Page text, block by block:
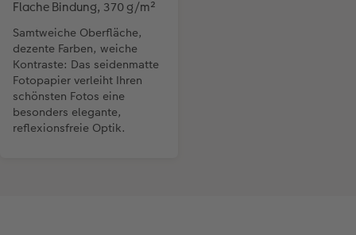
Flache Bindung, 370 g/m²
Samtweiche Oberfläche,
dezente Farben, weiche
Kontraste: Das seidenmatte
Fotopapier verleiht Ihren
schönsten Fotos eine
besonders elegante,
reflexionsfreie Optik.